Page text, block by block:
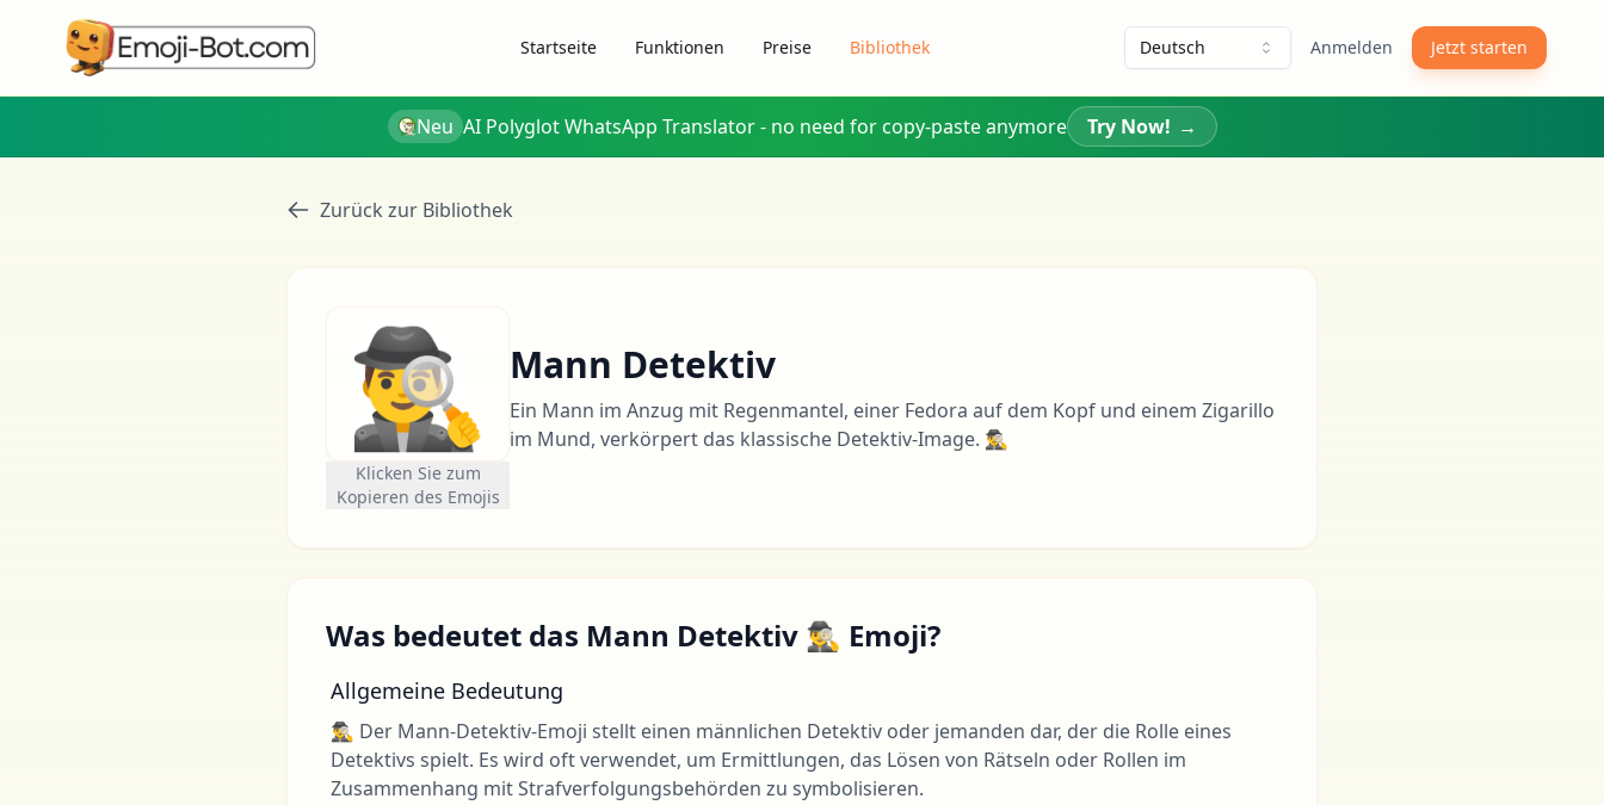
Startseite Funktionen Preise Bibliothek Deutsch Anmelden Jetzt starten
Neu AI Polyglot WhatsApp Translator - no need for copy-paste anymore Try Now! →
Zurück zur Bibliothek
🕵️‍♂️
Klicken Sie zum
Kopieren des Emojis
Mann Detektiv
Ein Mann im Anzug mit Regenmantel, einer Fedora auf dem Kopf und einem Zigarillo
im Mund, verkörpert das klassische Detektiv-Image. 🕵️‍♂️
Was bedeutet das Mann Detektiv 🕵️‍♂️ Emoji?
Allgemeine Bedeutung
🕵️‍♂️ Der Mann-Detektiv-Emoji stellt einen männlichen Detektiv oder jemanden dar, der die Rolle eines
Detektivs spielt. Es wird oft verwendet, um Ermittlungen, das Lösen von Rätseln oder Rollen im
Zusammenhang mit Strafverfolgungsbehörden zu symbolisieren.